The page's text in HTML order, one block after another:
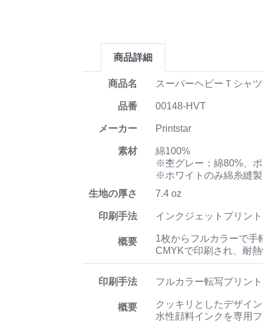
商品詳細
商品名 スーパーヘビーＴシャツ
品番 00148-HVT
メーカー Printstar
素材
綿100%
※杢グレー：綿80%、
※ホワイトのみ綿糸縫製
生地の厚さ
7.4 oz
印刷手法 インクジェットプリント
概要
1枚からフルカラーで手
CMYKで印刷され、耐
印刷手法 フルカラー転写プリント
概要
クッキリとしたデザイ
水性顔料インクを専用